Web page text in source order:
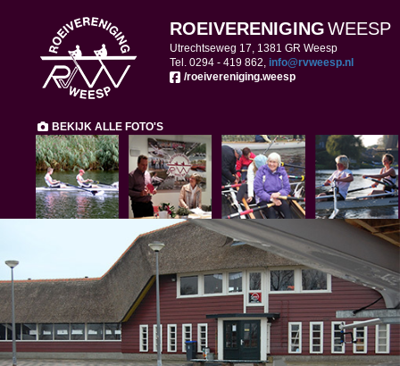
ROEIVERENIGINGWEESP
Utrechtseweg 17, 1381 GR Weesp
Tel. 0294 - 419 862, ofni@rvweesp.nl
/roeivereniging.weesp
BEKIJK ALLE FOTO'S